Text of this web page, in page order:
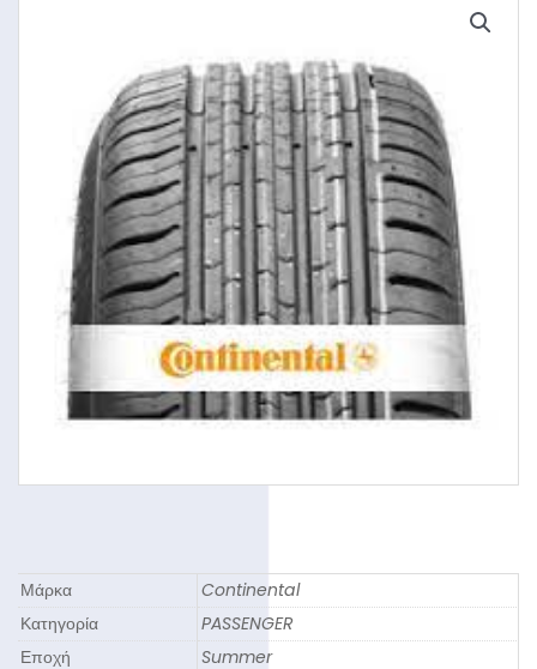
Μάρκα
Continental
Κατηγορία
PASSENGER
Εποχή
Summer